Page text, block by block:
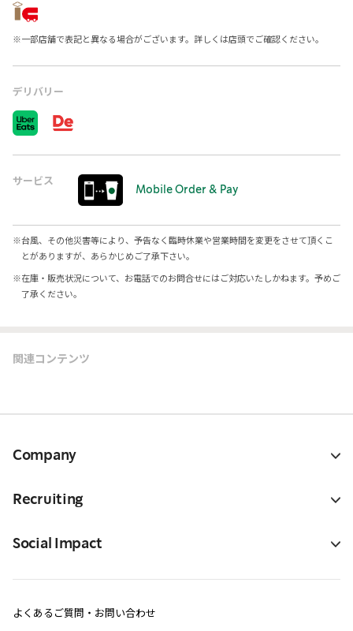
※一部店舗で表記と異なる場合がございます。詳しくは店頭でご確認ください。
デリバリー
サービス
Mobile Order & Pay
※台風、その他災害等により、予告なく臨時休業や営業時間を変更をさせて頂くこ
とがありますが、あらかじめご了承下さい。
※在庫・販売状況について、お電話でのお問合せにはご対応いたしかねます。予めご
了承ください。
関連コンテンツ
Company
Recruiting
Social Impact
よくあるご質問・お問い合わせ